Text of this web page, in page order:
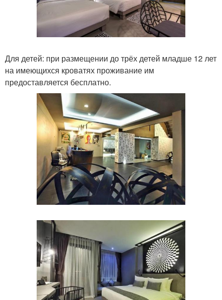
Для детей: при размещении до трёх детей младше 12 лет
на имеющихся кроватях проживание им
предоставляется бесплатно.